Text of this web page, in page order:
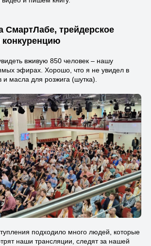
СмартЛабе, трейдерское
вживую 850 человек – нашу
эфирах. Хорошо, что я не увидел в
и масла для розжига (шутка).
подходило много людей, которые
наши трансляции, следят за нашей